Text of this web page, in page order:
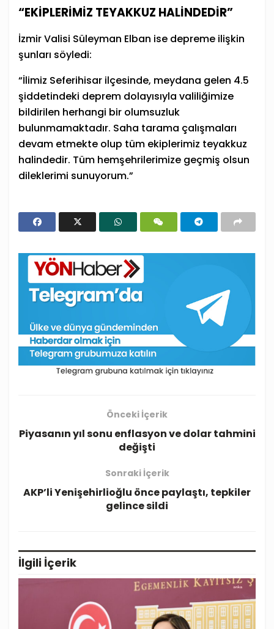
“EKİPLERİMİZ TEYAKKUZ HALİNDEDİR”
İzmir Valisi Süleyman Elban ise depreme ilişkin
şunları söyledi:
“İlimiz Seferihisar ilçesinde, meydana gelen 4.5
şiddetindeki deprem dolayısıyla valiliğimize
bildirilen herhangi bir olumsuzluk
bulunmamaktadır. Saha tarama çalışmaları
devam etmekte olup tüm ekiplerimiz teyakkuz
halindedir. Tüm hemşehrilerimize geçmiş olsun
dileklerimi sunuyorum.”
Önceki İçerik
Piyasanın yıl sonu enflasyon ve dolar tahmini
değişti
Sonraki İçerik
AKP’li Yenişehirlioğlu önce paylaştı, tepkiler
gelince sildi
İlgili İçerik